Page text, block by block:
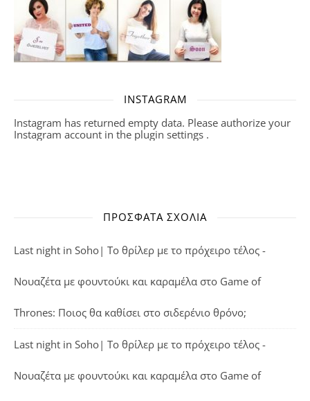
INSTAGRAM
Instagram has returned empty data. Please authorize your
Instagram account in the plugin settings .
ΠΡΌΣΦΑΤΑ ΣΧΌΛΙΑ
Last night in Soho| Το θρίλερ με το πρόχειρο τέλος -
Νουαζέτα με φουντούκι και καραμέλα στο Game of
Thrones: Ποιος θα καθίσει στο σιδερένιο θρόνο;
Last night in Soho| Το θρίλερ με το πρόχειρο τέλος -
Νουαζέτα με φουντούκι και καραμέλα στο Game of